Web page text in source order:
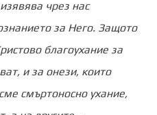
чрез нас
за Него. Защото
благоухание за
и за онези, които
смъртоносно ухание,